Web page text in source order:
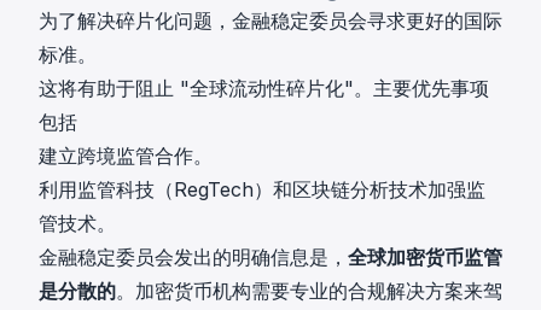
为了解决碎片化问题，金融稳定委员会寻求更好的国际
标准。
这将有助于阻止 "全球流动性碎片化"。主要优先事项
包括
建立跨境监管合作。
利用监管科技（RegTech）和区块链分析技术加强监
管技术。
金融稳定委员会发出的明确信息是， 全球加密货币监管
是分散的。加密货币机构需要专业的合规解决方案来驾